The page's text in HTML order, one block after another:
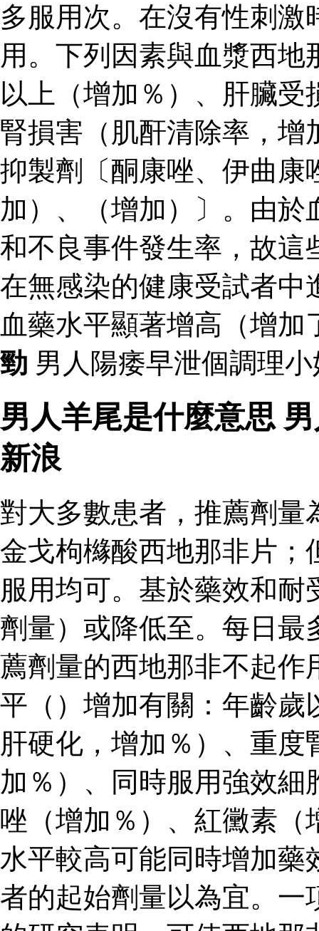
多服用次。在沒有性刺
用。下列因素與血漿西
以上（增加％）、肝臟
腎損害（肌酐清除率，增
抑製劑〔酮康唑、伊曲康
加）、（增加）〕。由
和不良事件發生率，故這
在無感染的健康受試者中
血藥水平顯著增高（增
勁 男人陽痿早泄個調理
男人羊尾是什麼意思
新浪
對大多數患者，推薦劑量
金戈枸櫞酸西地那非片；
服用均可。基於藥效和
劑量）或降低至。每日最
薦劑量的西地那非不起作
平（）增加有關：年齡歲
肝硬化，增加％）、重
加％）、同時服用強效
唑（增加％）、紅黴素（
水平較高可能同時增加
者的起始劑量以為宜。一